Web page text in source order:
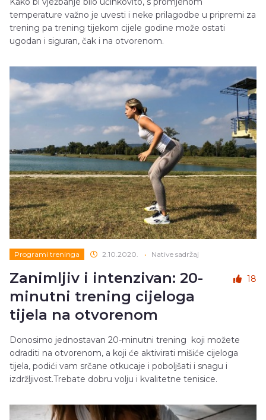
temperature važno je uvesti i neke prilagodbe u pripremi za
trening pa trening tijekom cijele godine može ostati
ugodan i siguran, čak i na otvorenom.
Programi treninga 2.10.2020. • Native sadržaj
Zanimljiv i intenzivan: 20-
minutni trening cijeloga
tijela na otvorenom
18
Donosimo jednostavan 20-minutni trening koji možete
odraditi na otvorenom, a koji će aktivirati mišiće cijeloga
tijela, podići vam srčane otkucaje i poboljšati i snagu i
izdržljivost.Trebate dobru volju i kvalitetne tenisice.